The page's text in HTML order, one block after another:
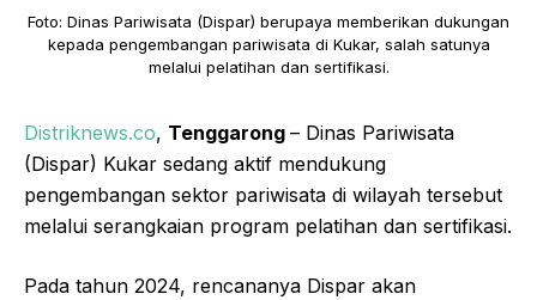
Foto: Dinas Pariwisata (Dispar) berupaya memberikan dukungan
kepada pengembangan pariwisata di Kukar, salah satunya
melalui pelatihan dan sertifikasi.
Distriknews.co, Tenggarong – Dinas Pariwisata
(Dispar) Kukar sedang aktif mendukung
pengembangan sektor pariwisata di wilayah tersebut
melalui serangkaian program pelatihan dan sertifikasi.
Pada tahun 2024, rencananya Dispar akan